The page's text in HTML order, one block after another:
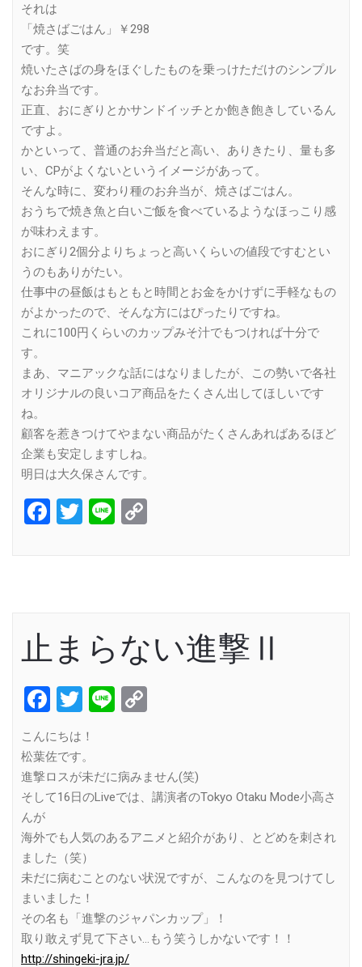
それは
「焼さばごはん」￥298
です。笑
焼いたさばの身をほぐしたものを乗っけただけのシンプル
なお弁当です。
正直、おにぎりとかサンドイッチとか飽き飽きしているん
ですよ。
かといって、普通のお弁当だと高い、ありきたり、量も多
い、CPがよくないというイメージがあって。
そんな時に、変わり種のお弁当が、焼さばごはん。
おうちで焼き魚と白いご飯を食べているようなほっこり感
が味わえます。
おにぎり2個分よりちょっと高いくらいの値段ですむとい
うのもありがたい。
仕事中の昼飯はもともと時間とお金をかけずに手軽なもの
がよかったので、そんな方にはぴったりですね。
これに100円くらいのカップみそ汁でもつければ十分で
す。
まあ、マニアックな話にはなりましたが、この勢いで各社
オリジナルの良いコア商品をたくさん出してほしいです
ね。
顧客を惹きつけてやまない商品がたくさんあればあるほど
企業も安定しますしね。
明日は大久保さんです。
Facebook
Twitter
Line
止まらない進撃Ⅱ
Facebook
Twitter
Line
こんにちは！
松葉佐です。
進撃ロスが未だに病みません(笑)
そして16日のLiveでは、講演者のTokyo Otaku Mode小高さ
んが
海外でも人気のあるアニメと紹介があり、とどめを刺され
ました（笑）
未だに病むことのない状況ですが、こんなのを見つけてし
まいました！
その名も「進撃のジャパンカップ」！
取り敢えず見て下さい…もう笑うしかないです！！
http://shingeki-jra.jp/